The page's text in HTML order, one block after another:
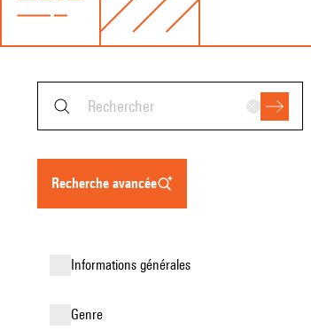
recherche avancée
informations générales
genre